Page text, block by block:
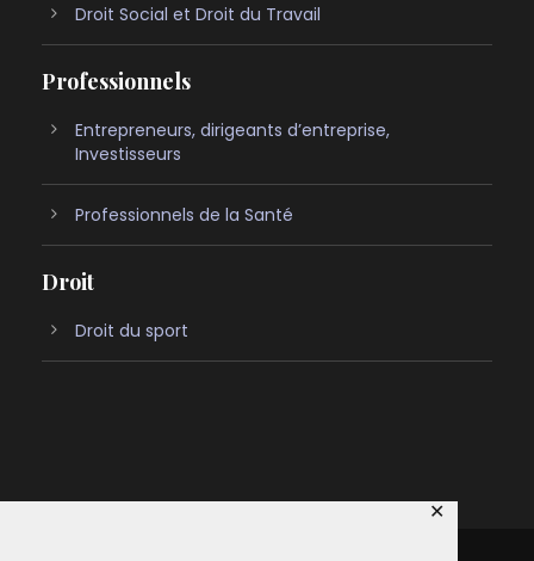
✕
Droit Social et Droit du Travail
Professionnels
Entrepreneurs, dirigeants d’entreprise,
Investisseurs
Professionnels de la Santé
Droit
Droit du sport